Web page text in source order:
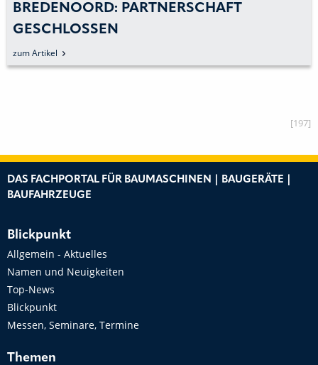
BREDENOORD: PARTNERSCHAFT
GESCHLOSSEN
zum Artikel
[197]
DAS FACHPORTAL FÜR BAUMASCHINEN | BAUGERÄTE |
BAUFAHRZEUGE
Blickpunkt
Allgemein - Aktuelles
Namen und Neuigkeiten
Top-News
Blickpunkt
Messen, Seminare, Termine
Themen